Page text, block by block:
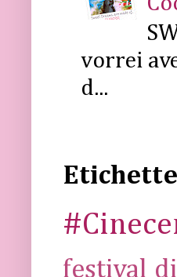
vorrei
d...
Etichette
festival